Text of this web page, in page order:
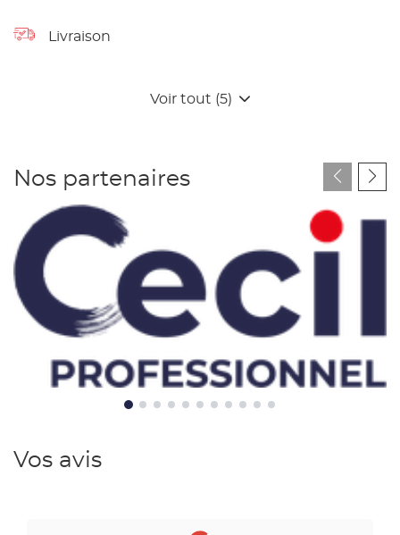
Livraison
Voir tout (5)
Nos partenaires
Vos avis